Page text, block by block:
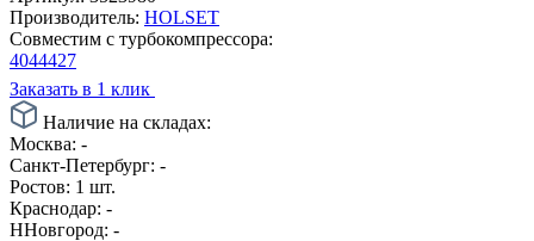
Производитель: HOLSET
Совместим с турбокомпрессора:
4044427
Заказать в 1 клик
Наличие на складах:
Москва: -
Санкт-Петербург: -
Ростов: 1 шт.
Краснодар: -
ННовгород: -